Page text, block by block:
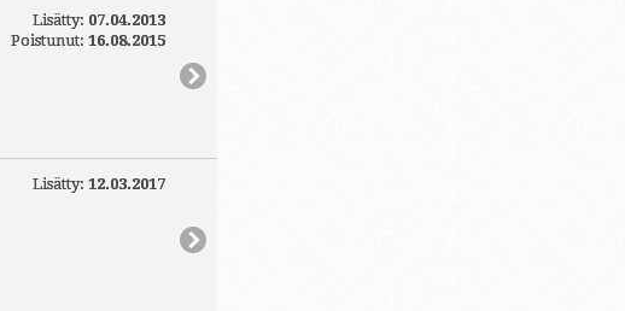
Lisätty: 07.04.2013
Poistunut: 16.08.2015
Lisätty: 12.03.2017